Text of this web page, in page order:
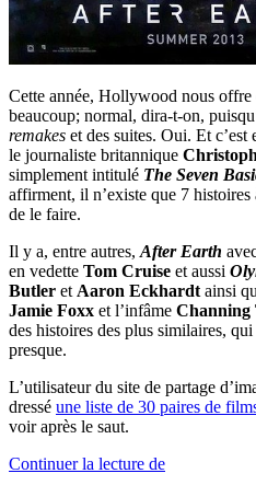
Cette année, Hollywood nous offre
beaucoup; normal, dira-t-on,
remakes et des suites. Oui. Et
le journaliste britannique
simplement intitulé The Seven
affirment, il n’existe que 7
de le faire.
Il y a, entre autres, After Earth
en vedette Tom Cruise et aussi
Butler et Aaron Eckhardt ainsi
Jamie Foxx et l’infâme Channing
des histoires des plus similaires,
presque.
L’utilisateur du site de partage
dressé une liste de 30 paires de
voir après le saut.
Continuer la lecture de« Pareils!?